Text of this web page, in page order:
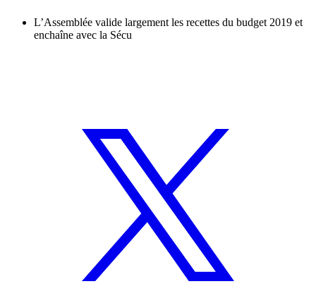
L’Assemblée valide largement les recettes du budget 2019 et
enchaîne avec la Sécu